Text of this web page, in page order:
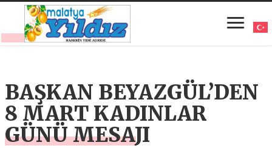
BAŞKAN BEYAZGÜL’DEN
8 MART KADINLAR
GÜNÜ MESAJI